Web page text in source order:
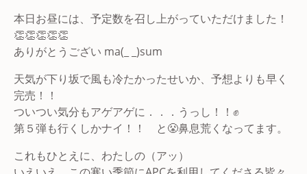
本日お昼には、予定数を召し上がっていただけました！
👏👏👏👏👏
ありがとうござい ma(_ _)sum
天気が下り坂で風も冷たかったせいか、予想よりも早く
完売！！
ついつい気分もアゲアゲに．．．うっし！！✊
第５弾も行くしかナイ！！ と😤鼻息荒くなってます。
これもひとえに、わたしの（アッ）